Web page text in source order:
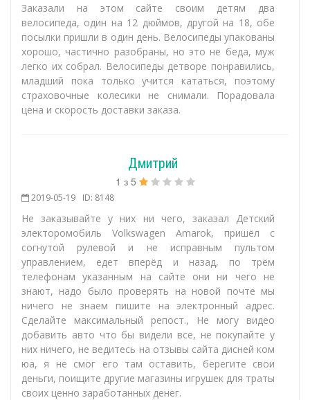
Заказали на этом сайте своим детям два
велосипеда, один на 12 дюймов, другой на 18, обе
посылки пришли в один день. Велосипеды упакованы
хорошо, частично разобраны, но это не беда, муж
легко их собрал. Велосипеды детворе понравились,
младший пока только учится кататься, поэтому
страховочные колесики не снимали. Порадовала
цена и скорость доставки заказа.
Дмитрий
1 з 5
2019-05-19 ID: 8148
Не заказывайте у них ни чего, заказал Детский
электоромобиль Volkswagen Amarok, пришёл с
согнутой рулевой и не исправным пультом
управлением, едет вперёд и назад, по трём
телефонам указанным на сайте они ни чего не
знают, надо было проверять на новой почте мы
ничего не знаем пишите на электронный адрес.
Сделайте максимальный репост., Не могу видео
добавить авто что бы видели все, не покупайте у
них ничего, не ведитесь на отзывы сайта дисней ком
юа, я не смог его там оставить, берегите свои
деньги, поищите другие магазины игрушек для траты
своих ценно заработанных денег.